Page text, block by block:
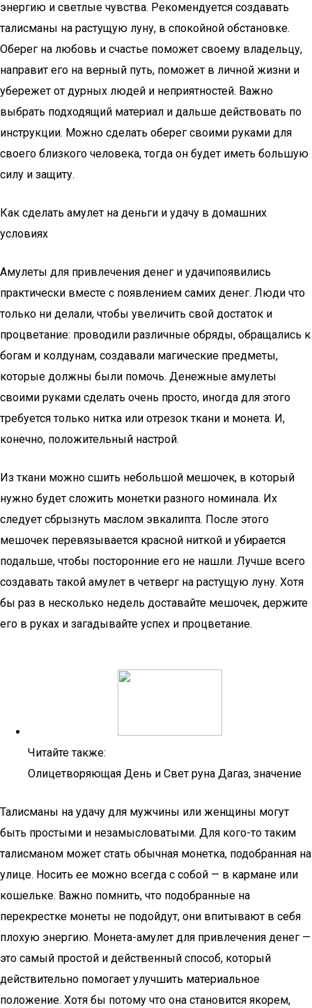
энергию и светлые чувства. Рекомендуется создавать
талисманы на растущую луну, в спокойной обстановке.
Оберег на любовь и счастье поможет своему владельцу,
направит его на верный путь, поможет в личной жизни и
убережет от дурных людей и неприятностей. Важно
выбрать подходящий материал и дальше действовать по
инструкции. Можно сделать оберег своими руками для
своего близкого человека, тогда он будет иметь большую
силу и защиту.
Как сделать амулет на деньги и удачу в домашних
условиях
Амулеты для привлечения денег и удачипоявились
практически вместе с появлением самих денег. Люди что
только ни делали, чтобы увеличить свой достаток и
процветание: проводили различные обряды, обращались к
богам и колдунам, создавали магические предметы,
которые должны были помочь. Денежные амулеты
своими руками сделать очень просто, иногда для этого
требуется только нитка или отрезок ткани и монета. И,
конечно, положительный настрой.
Из ткани можно сшить небольшой мешочек, в который
нужно будет сложить монетки разного номинала. Их
следует сбрызнуть маслом эвкалипта. После этого
мешочек перевязывается красной ниткой и убирается
подальше, чтобы посторонние его не нашли. Лучше всего
создавать такой амулет в четверг на растущую луну. Хотя
бы раз в несколько недель доставайте мешочек, держите
его в руках и загадывайте успех и процветание.
Читайте также:
Олицетворяющая День и Свет руна Дагаз, значение
Талисманы на удачу для мужчины или женщины могут
быть простыми и незамысловатыми. Для кого-то таким
талисманом может стать обычная монетка, подобранная на
улице. Носить ее можно всегда с собой — в кармане или
кошельке. Важно помнить, что подобранные на
перекрестке монеты не подойдут, они впитывают в себя
плохую энергию. Монета-амулет для привлечения денег —
это самый простой и действенный способ, который
действительно помогает улучшить материальное
положение. Хотя бы потому что она становится якорем,